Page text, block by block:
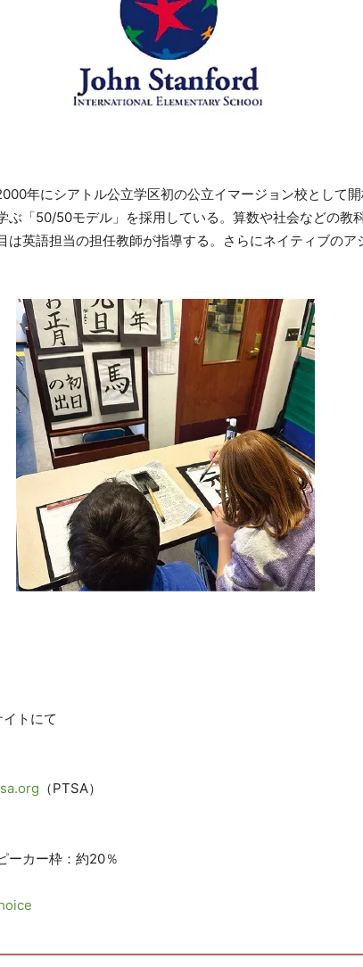
年にシアトル公立学区初の公立イマージョン校として
「50/50モデル」を採用している。算数や社会などの
英語担当の担任教師が指導する。さらにネイティブのア
トにて
（PTSA）
ーカー枠：約20％